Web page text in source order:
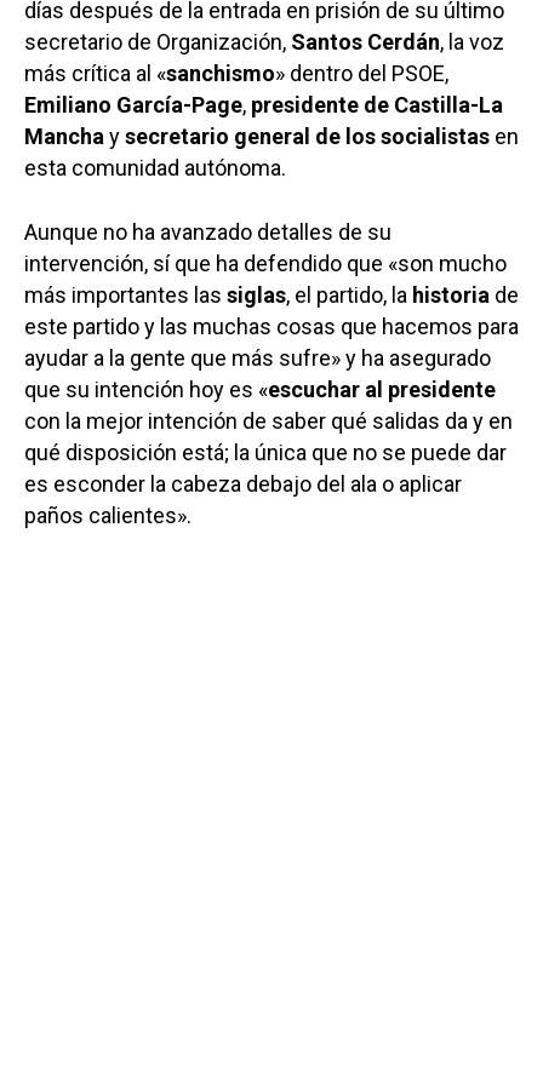
días después de la entrada en prisión de su último
secretario de Organización, Santos Cerdán, la voz
más crítica al «sanchismo» dentro del PSOE,
Emiliano García-Page, presidente de Castilla-La
Mancha ysecretario general de los socialistas en
esta comunidad autónoma.
Aunque no ha avanzado detalles de su
intervención, sí que ha defendido que «son mucho
más importantes las siglas, el partido, la historia de
este partido y las muchas cosas que hacemos para
ayudar a la gente que más sufre» y ha asegurado
que su intención hoy es «escuchar al presidente
con la mejor intención de saber qué salidas da y en
qué disposición está; la única que no se puede dar
es esconder la cabeza debajo del ala o aplicar
paños calientes».